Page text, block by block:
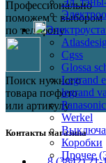
Cgss
Glossa
Legrand
legrand
Werkel
Коробки
Прочее
Профессионально
поможем с выбором
по телефону
Поиск нужного
товара по фото
или артикулу
Контакты магазина